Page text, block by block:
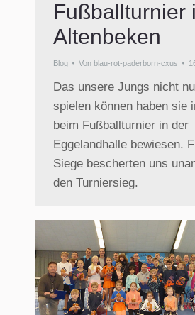
Fußballturnier
Altenbeken
Blog Von blau-rot-paderborn-cxus
Das unsere Jungs nicht
spielen können haben sie
beim Fußballturnier in der
Eggelandhalle bewiesen.
Siege bescherten uns
den Turniersieg.